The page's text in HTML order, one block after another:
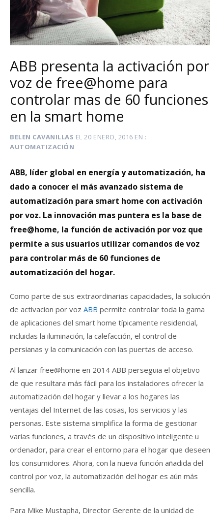
ABB presenta la activación por
voz de free@home para
controlar mas de 60 funciones
en la smart home
BELEN CAVANILLAS EL20 ENERO, 2016 EN
AUTOMATIZACIÓN
ABB, líder global en energía y automatización, ha
dado a conocer el más avanzado sistema de
automatización para smart home con activación
por voz. La innovación mas puntera es la base de
free@home, la función de activación porvoz que
permite a sus usuarios utilizar comandos de voz
para controlar más de 60 funciones de
automatización del hogar.
Como parte de sus extraordinarias capacidades, la solución
de activacion por voz ABB permite controlar toda la gama
de aplicaciones del smart home típicamente residencial,
incluidas la iluminación, la calefacción, el control de
persianas y la comunicación con las puertas de acceso.
Al lanzar free@home en 2014 ABB perseguia el objetivo
de que resultara más fácil para los instaladores ofrecer la
automatización del hogar y llevar a los hogares las
ventajas del Internet de las cosas, los servicios y las
personas. Este sistema simplifica la forma de gestionar
varias funciones, a través de un dispositivo inteligente u
ordenador, para crear el entorno para el hogar que deseen
los consumidores. Ahora, con la nueva función añadida del
control por voz, la automatización del hogar es aún más
sencilla.
Para Mike Mustapha, Director Gerente de la unidad de